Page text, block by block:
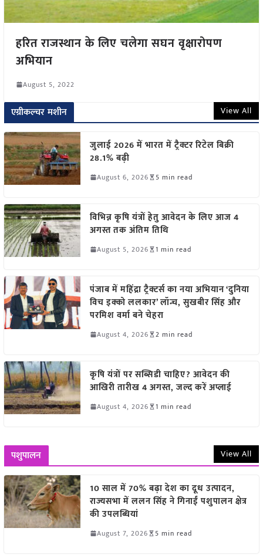
हरित राजस्थान के लिए चलेगा सघन वृक्षारोपण
अभियान
August 5, 2022
एग्रीकल्चर मशीन View All
जुलाई 2026 में भारत में ट्रैक्टर रिटेल बिक्री
28.1% बढ़ी
August 6, 2026 5 min read
विभिन्न कृषि यंत्रों हेतु आवेदन के लिए आज 4
अगस्त तक अंतिम तिथि
August 5, 2026 1 min read
पंजाब में महिंद्रा ट्रैक्टर्स का नया अभियान ‘दुनिया
विच इक्को ललकार’ लॉन्च, सुखबीर सिंह और
परमिश वर्मा बने चेहरा
August 4, 2026 2 min read
कृषि यंत्रों पर सब्सिडी चाहिए? आवेदन की
आखिरी तारीख 4 अगस्त, जल्द करें अप्लाई
August 4, 2026 1 min read
पशुपालन View All
10 साल में 70% बढ़ा देश का दूध उत्पादन,
राज्यसभा में ललन सिंह ने गिनाईं पशुपालन क्षेत्र
की उपलब्धियां
August 7, 2026 5 min read